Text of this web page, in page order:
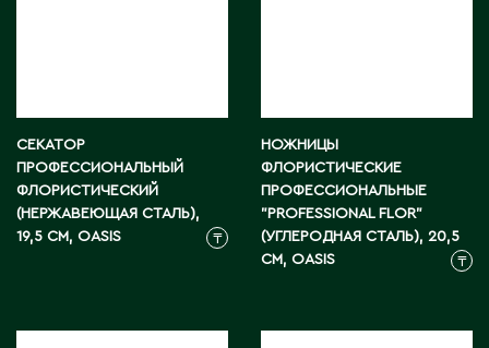
СЕКАТОР
ПРОФЕССИОНАЛЬНЫЙ
ФЛОРИСТИЧЕСКИЙ
(НЕРЖАВЕЮЩАЯ СТАЛЬ),
19,5 СМ, OASIS
₸
НОЖНИЦЫ
ФЛОРИСТИЧЕСКИЕ
ПРОФЕССИОНАЛЬНЫЕ
"PROFESSIONAL FLOR"
(УГЛЕРОДНАЯ СТАЛЬ), 20,5
СМ, OASIS
₸